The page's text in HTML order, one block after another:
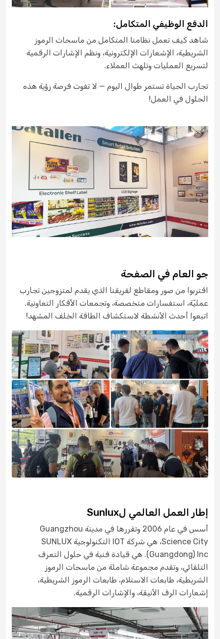
الدفع الوظيفي المتكامل:
شاهد كيف تعمل نظامنا المتكامل من ماسحات الرموز
الشريطية، الإشعارات الإلكترونية، ونظم الإشارات الرقمية
لتسريع العمليات وتلهث العملاء.
تجارب الحياة تستمر طوال اليوم — لا تفوت فرصة رؤية هذه
الحلول في العمل!
جو العام في الصفحة
اقتربوا من صور ومقاطع لفريقنا الذي يقدم لمتزوجين تجارب
عمليّة، استفسارات متخصصة، وتجمعات الأفكار التعاونية.
اتبعوا أحدث الأنشطة لاستكشاف الطاقة الخلف المشهد!
إطار العمل العالمي لSunlux
أسس في عام 2006 وتقررها في مدينة Guangzhou
Science City، هي شركة IOT التكنولوجية SUNLUX
(Guangdong) Inc. هي قيادة فنية في حلول التعرف
التلقائي، وتقدم مجموعة شاملة من ماسحات الرموز
الشريطية، طابعات الاستلام، طابعات الرموز الشريطية،
إشعارات الرف الأنيقة، والإشارات الرقمية.